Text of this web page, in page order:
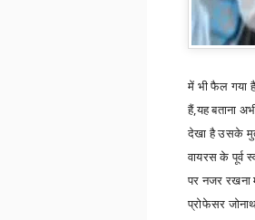
में भी फैल गया
हैं,यह बताना
देखा है उसके
वायरस के पूर्व
पर नजर रखना
प्रोफेसर